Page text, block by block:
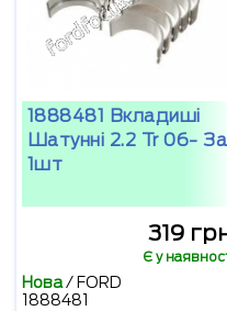
1888481 Вкладиші
Шатунні 2.2 Tr 06- За
1шт
319
Є у
Нова/ FORD
1888481